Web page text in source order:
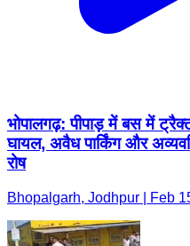
भोपालगढ़: पीपाड़ में बस में
घायल, अवैध पार्किंग और
रोष
Bhopalgarh, Jodhpur | Feb